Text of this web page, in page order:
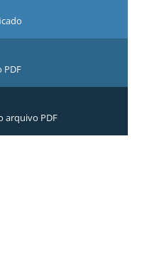
PDF
arquivo PDF